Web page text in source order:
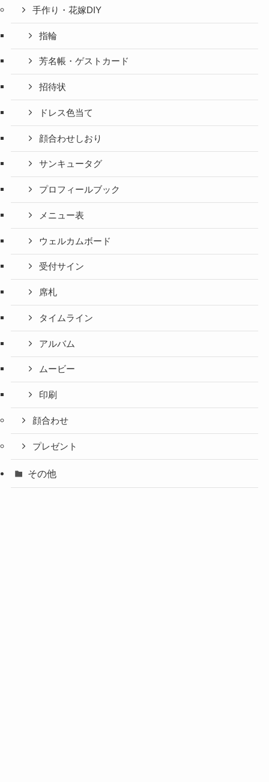
手作り・花嫁DIY
指輪
芳名帳・ゲストカード
招待状
ドレス色当て
顔合わせしおり
サンキュータグ
プロフィールブック
メニュー表
ウェルカムボード
受付サイン
席札
タイムライン
アルバム
ムービー
印刷
顔合わせ
プレゼント
その他